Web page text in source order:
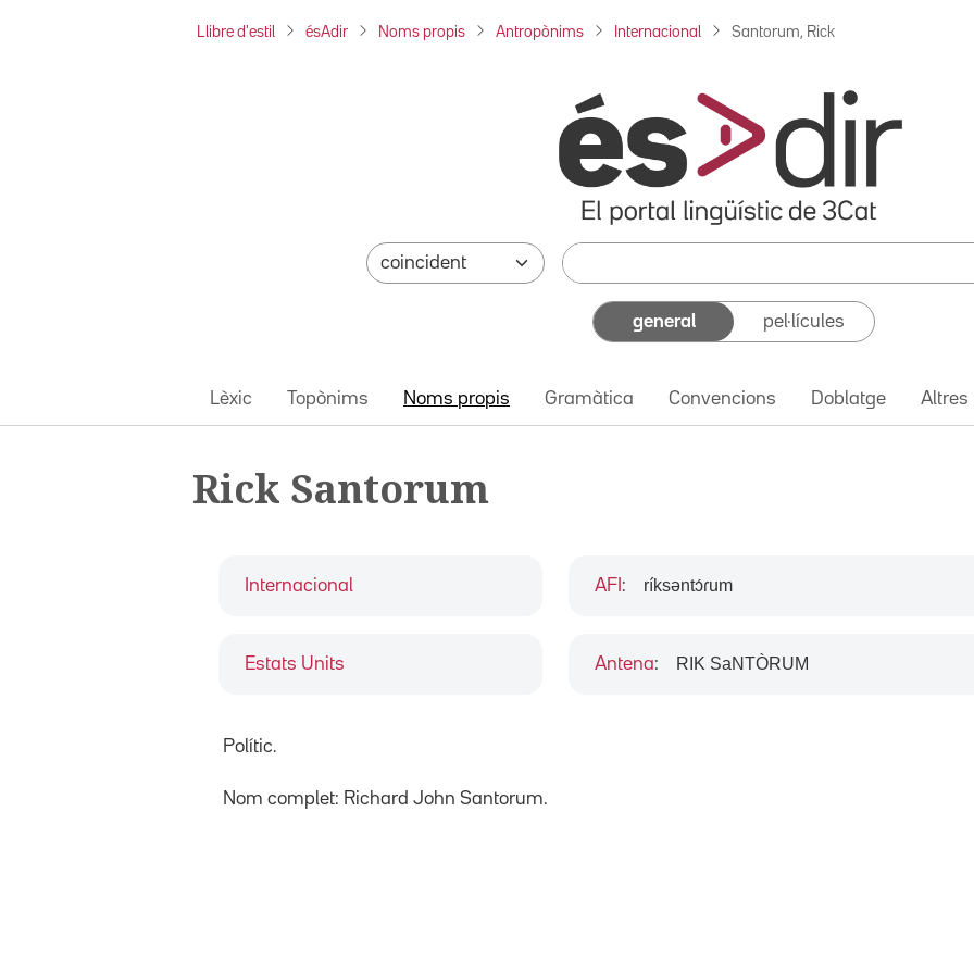
Llibre d'estil ésAdir Noms propis Antropònims Internacional Santorum, Rick
general pel·lícules
Lèxic Topònims Noms propis Gramàtica Convencions Doblatge Altres
Rick Santorum
Internacional
Estats Units
AFI : ríksəntɔ́ɾum
Antena: RIK SaNTÒRUM
Polític.
Nom complet: Richard John Santorum.